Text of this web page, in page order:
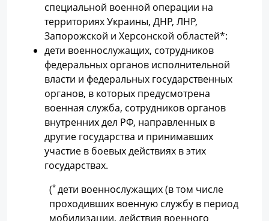
специальной военной операции на
территориях Украины, ДНР, ЛНР,
Запорожской и Херсонской областей*:
дети военнослужащих, сотрудников
федеральных органов исполнительной
власти и федеральных государственных
органов, в которых предусмотрена
военная служба, сотрудников органов
внутренних дел РФ, направленных в
другие государства и принимавших
участие в боевых действиях в этих
государствах.
(* дети военнослужащих (в том числе
проходивших военную службу в период
мобилизации, действия военного